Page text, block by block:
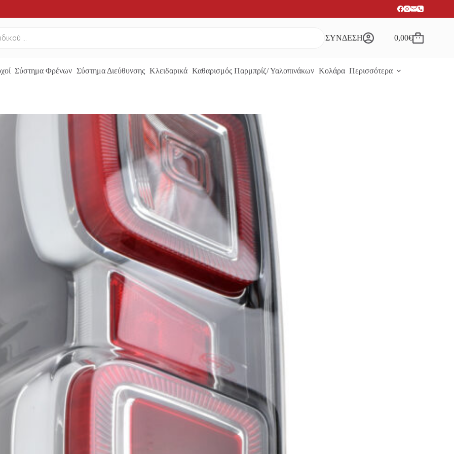
ΣΥΝΔΕΣΗ
Καλάθι
0,00€
Σύστημα Φρένων Σύστημα Διεύθυνσης Κλειδαρικά Καθαρισμός Παρμπρίζ/ Υαλοπινάκων Κολάρα Περισσότερα